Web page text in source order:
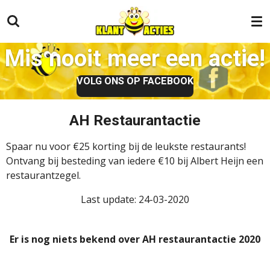
direct
naar
de
hoofdinhoud
Mis nooit meer een actie!
VOLG ONS OP FACEBOOK
AH Restaurantactie
Spaar nu voor €25 korting bij de leukste restaurants!
Ontvang bij besteding van iedere €10 bij Albert Heijn een
restaurantzegel.
Last update: 24-03-2020
Er is nog niets bekend over AH restaurantactie 2020